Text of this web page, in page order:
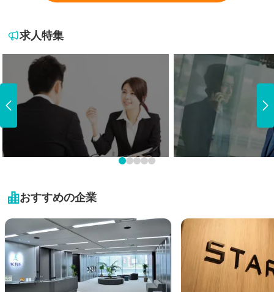
北海道・東北地方
北海道
秋田県
山形県
福島県
関東地方
栃木県
千葉県
富山県
石川県
福井県
山梨県
滋賀県
京都府
大阪府
兵庫県
鳥取県
九州・沖縄地方
福岡県
求人特集
おすすめの企業